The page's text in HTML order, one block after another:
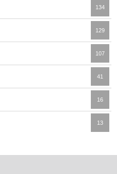
134
129
107
41
16
13